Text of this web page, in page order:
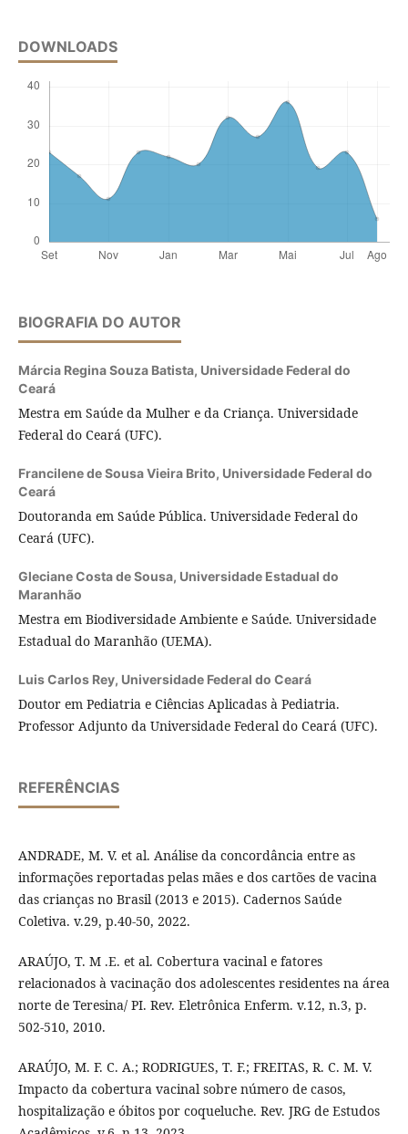
DOWNLOADS
BIOGRAFIA DO AUTOR
Márcia Regina Souza Batista, Universidade Federal do
Ceará
Mestra em Saúde da Mulher e da Criança. Universidade
Federal do Ceará (UFC).
Francilene de Sousa Vieira Brito, Universidade Federal do
Ceará
Doutoranda em Saúde Pública. Universidade Federal do
Ceará (UFC).
Gleciane Costa de Sousa, Universidade Estadual do
Maranhão
Mestra em Biodiversidade Ambiente e Saúde. Universidade
Estadual do Maranhão (UEMA).
Luis Carlos Rey, Universidade Federal do Ceará
Doutor em Pediatria e Ciências Aplicadas à Pediatria.
Professor Adjunto da Universidade Federal do Ceará (UFC).
REFERÊNCIAS
ANDRADE, M. V. et al. Análise da concordância entre as
informações reportadas pelas mães e dos cartões de vacina
das crianças no Brasil (2013 e 2015). Cadernos Saúde
Coletiva. v.29, p.40-50, 2022.
ARAÚJO, T. M .E. et al. Cobertura vacinal e fatores
relacionados à vacinação dos adolescentes residentes na área
norte de Teresina/ PI. Rev. Eletrônica Enferm. v.12, n.3, p.
502-510, 2010.
ARAÚJO, M. F. C. A.; RODRIGUES, T. F.; FREITAS, R. C. M. V.
Impacto da cobertura vacinal sobre número de casos,
hospitalização e óbitos por coqueluche. Rev. JRG de Estudos